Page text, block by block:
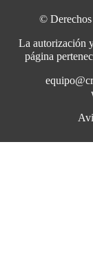
© Derechos
La autorización
página